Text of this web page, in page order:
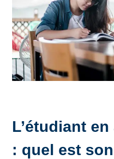
L’étudiant
: quel est